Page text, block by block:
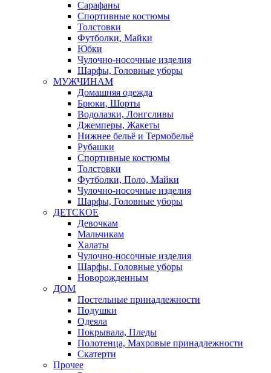
Сарафаны
Спортивные костюмы
Толстовки
Футболки, Майки
Юбки
Чулочно-носочные изделия
Шарфы, Головные уборы
МУЖЧИНАМ
Домашняя одежда
Брюки, Шорты
Водолазки, Лонгсливы
Джемперы, Жакеты
Нижнее бельё и Термобельё
Рубашки
Спортивные костюмы
Толстовки
Футболки, Поло, Майки
Чулочно-носочные изделия
Шарфы, Головные уборы
ДЕТСКОЕ
Девочкам
Мальчикам
Халаты
Чулочно-носочные изделия
Шарфы, Головные уборы
Новорожденным
ДОМ
Постельные принадлежности
Подушки
Одеяла
Покрывала, Пледы
Полотенца, Махровые принадлежности
Скатерти
Прочее